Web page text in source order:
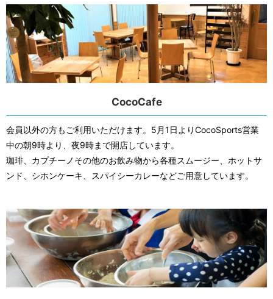
CocoCafe
会員以外の方もご利用いただけます。5月1日よりCocoSports営業
中の朝9時より、夜9時まで開店しています。
珈琲、カプチーノその他のお飲み物から各種スムージー、ホットサ
ンド、シホンケーキ、スパイシーカレーなどご用意しています。